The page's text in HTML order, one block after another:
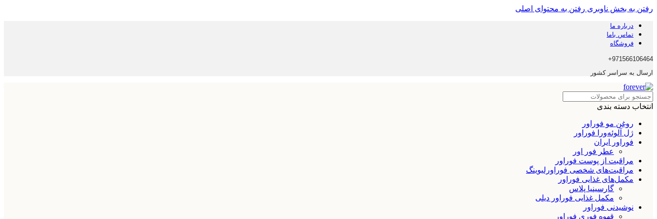
رفتن به بخش ناوبری رفتن به محتوای اصلی
درباره ما
تماس باما
فروشگاه
971566106464+
ارسال به سراسر کشور
انتخاب دسته بندی
روغن مو فوراور
ژل آلوئه‌ورا فوراور
فوراور ایران
عطر فور اور
مراقبت از پوست فوراور
مراقبت‌های شخصی فوراورلیوینگ
مکمل‌های غذایی فوراور
گارسینیا پلاس
مکمل غذایی فوراور دیلی
نوشیدنی فوراور
قهوه فوری فوراور